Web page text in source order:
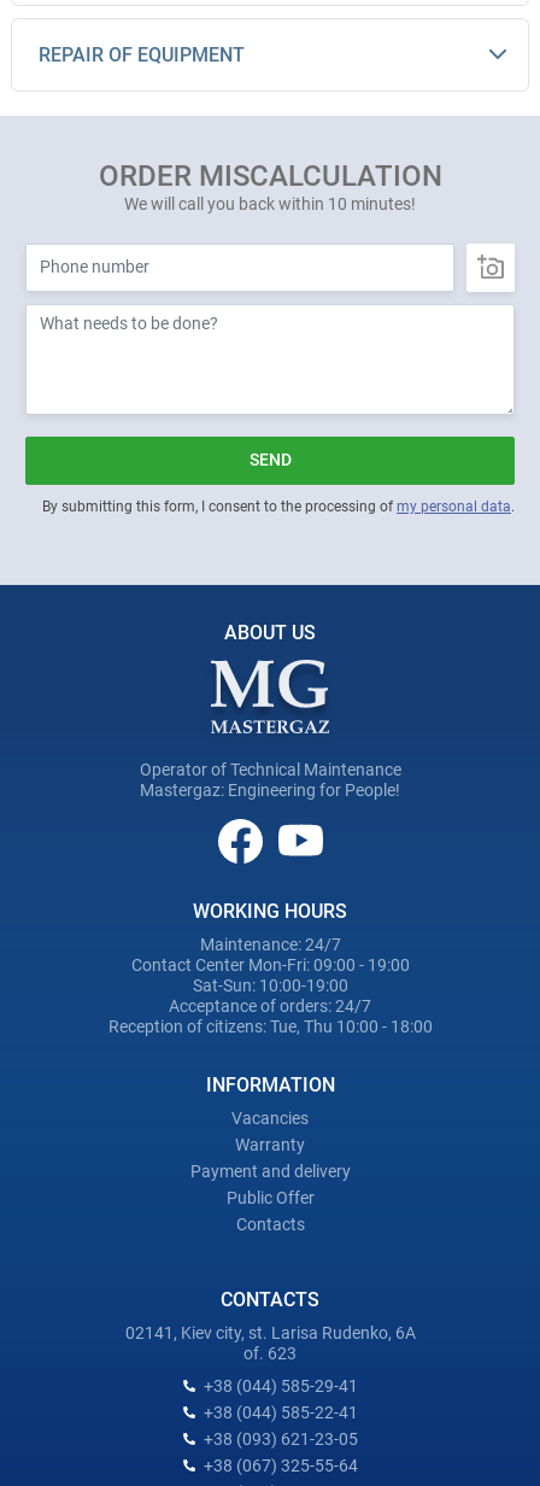
REPAIR OF EQUIPMENT
ORDER MISCALCULATION
We will call you back within 10 minutes!
SEND
By submitting this form, I consent to the processing ofmy personal data.
ABOUT US
Operator of Technical Maintenance
Mastergaz: Engineering for People!
WORKING HOURS
Maintenance: 24/7
Contact Center Mon-Fri: 09:00 - 19:00
Sat-Sun: 10:00-19:00
Acceptance of orders: 24/7
Reception of citizens: Tue, Thu 10:00 - 18:00
INFORMATION
Vacancies
Warranty
Payment and delivery
Public Offer
Contacts
CONTACTS
02141, Kiev city, st. Larisa Rudenko, 6A
of. 623
+38 (044) 585-29-41
+38 (044) 585-22-41
+38 (093) 621-23-05
+38 (067) 325-55-64